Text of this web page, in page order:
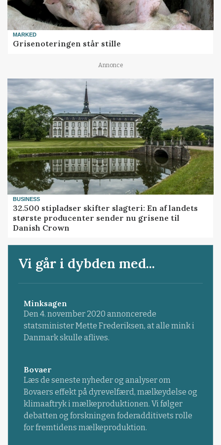
MARKED
Grisenoteringen står stille
Annonce
BUSINESS
32.500 stipladser skifter slagteri: En af landets
største producenter sender nu grisene til
Danish Crown
Vi går i dybden med...
Minksagen
Den 4. november 2020 annoncerede
statsminister Mette Frederiksen, at alle mink i
Danmark skulle aflives.
Bovaer
Læs de seneste nyheder og analyser om
Bovaers effekt på dyrevelfærd, mælkeydelse og
klimaaftryk i mælkeproduktionen. Vi følger
debatten og forskningen foderadditivets rolle
for fremtidens mælkeproduktion.